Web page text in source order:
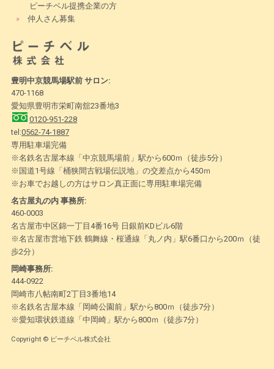
ピーチベル提携企業の方
»
仲人さん募集
豊明中京競馬場駅前 サロン:
470-1168
愛知県豊明市栄町南舘23番地3
0120-951-228
tel:0562-74-1887
専用駐車場完備
※名鉄名古屋本線「中京競馬場前」駅から600ｍ（徒歩5分）
※国道1号線「桶狭間古戦場伝説地」の交差点から450ｍ
※お車でお越しの方はサロン真正面に専用駐車場完備
名古屋丸の内 事務所:
460-0003
名古屋市中区錦一丁目4番16号 日銀前KDビル6階
※名古屋市営地下鉄 鶴舞線・桜通線「丸ノ内」駅6番口から200ｍ（徒
歩2分）
岡崎事務所:
444-0922
岡崎市八帖南町2丁目3番地14
※名鉄名古屋本線「岡崎公園前」駅から800ｍ（徒歩7分）
※愛知環状鉄道線「中岡崎」駅から800ｍ（徒歩7分）
Copyright © ピーチベル株式会社